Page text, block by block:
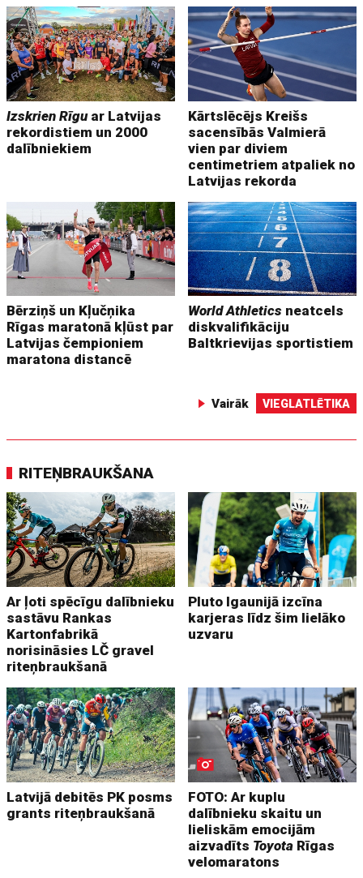
Izskrien Rīguar Latvijas
rekordistiem un 2000
dalībniekiem
Kārtslēcējs Kreišs
sacensībās Valmierā
vien par diviem
centimetriem atpaliek no
Latvijas rekorda
Bērziņš un Kļučņika
Rīgas maratonā kļūst par
Latvijas čempioniem
maratona distancē
World Athletics neatcels
diskvalifikāciju
Baltkrievijas sportistiem
Vairāk VIEGLATLĒTIKA
RITEŅBRAUKŠANA
Ar ļoti spēcīgu dalībnieku
sastāvu Rankas
Kartonfabrikā
norisināsies LČ gravel
riteņbraukšanā
Pluto Igaunijā izcīna
karjeras līdz šim lielāko
uzvaru
Latvijā debitēs PK posms
grants riteņbraukšanā
FOTO: Ar kuplu
dalībnieku skaitu un
lieliskām emocijām
aizvadīts Toyota Rīgas
velomaratons